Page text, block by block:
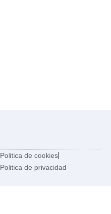
Politica de cookies
Politica de privacidad